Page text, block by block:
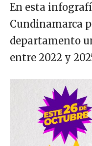
En esta
Cundinamarca
departamento
entre 2022 y